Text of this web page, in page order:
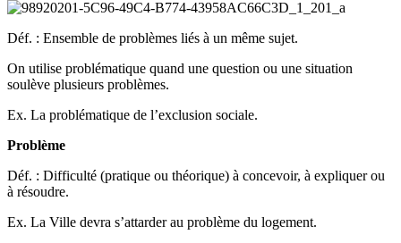
Déf. : Ensemble de problèmes liés à un même sujet.
On utilise problématique quand une question ou une situation
soulève plusieurs problèmes.
Ex. La problématique de l’exclusion sociale.
Problème
Déf. : Difficulté (pratique ou théorique) à concevoir, à expliquer ou
à résoudre.
Ex. La Ville devra s’attarder au problème du logement.